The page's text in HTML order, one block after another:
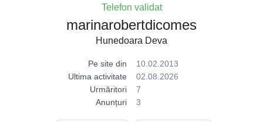
Telefon validat
marinarobertdicomes
Hunedoara Deva
Pe site din
10.02.2013
Ultima activitate
02.08.2026
Urmăritori
7
Anunțuri
3